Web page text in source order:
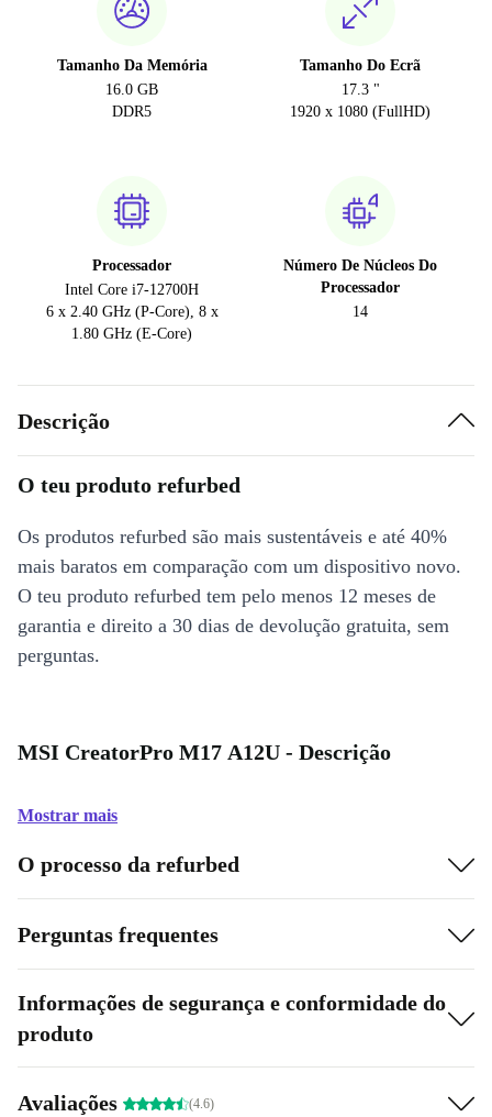
Tamanho Da Memória
16.0 GB
DDR5
Tamanho Do Ecrã
17.3 "
1920 x 1080 (FullHD)
Processador
Intel Core i7-12700H
6 x 2.40 GHz (P-Core), 8 x
1.80 GHz (E-Core)
Número De Núcleos Do
Processador
14
Descrição
O teu produto refurbed
Os produtos refurbed são mais sustentáveis e até 40%
mais baratos em comparação com um dispositivo novo.
O teu produto refurbed tem pelo menos 12 meses de
garantia e direito a 30 dias de devolução gratuita, sem
perguntas.
MSI CreatorPro M17 A12U - Descrição
Mostrar mais
O processo da refurbed
Perguntas frequentes
Informações de segurança e conformidade do
produto
Avaliações (4.6)